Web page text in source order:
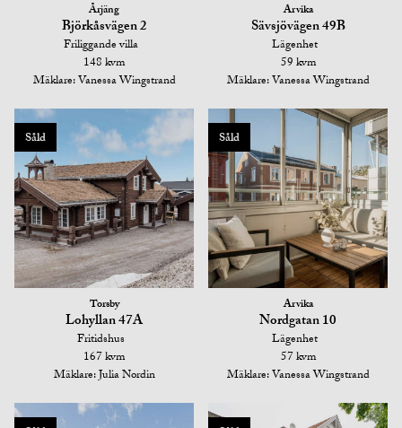
Årjäng
Björkåsvägen 2
Friliggande villa
148 kvm
Mäklare: Vanessa Wingstrand
Arvika
Sävsjövägen 49B
Lägenhet
59 kvm
Mäklare: Vanessa Wingstrand
Såld
Torsby
Lohyllan 47A
Fritidshus
167 kvm
Mäklare: Julia Nordin
Såld
Arvika
Nordgatan 10
Lägenhet
57 kvm
Mäklare: Vanessa Wingstrand